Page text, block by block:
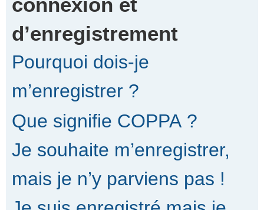
d’enregistrement
Pourquoi dois-je
m’enregistrer ?
Que signifie COPPA ?
Je souhaite m’enregistrer,
mais je n’y parviens pas !